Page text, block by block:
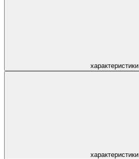
характеристики
характеристики